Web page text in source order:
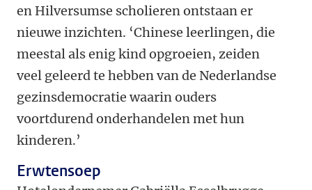
en Hilversumse scholieren ontstaan er
nieuwe inzichten. ‘Chinese leerlingen, die
meestal als enig kind opgroeien, zeiden
veel geleerd te hebben van de Nederlandse
gezinsdemocratie waarin ouders
voortdurend onderhandelen met hun
kinderen.’
Erwtensoep